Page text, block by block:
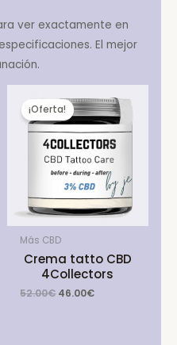
ver exactamente en
El mejor
¡Oferta!
Más CBD
Crema tatto CBD
4Collectors
52.00€ Original
46.00€Current